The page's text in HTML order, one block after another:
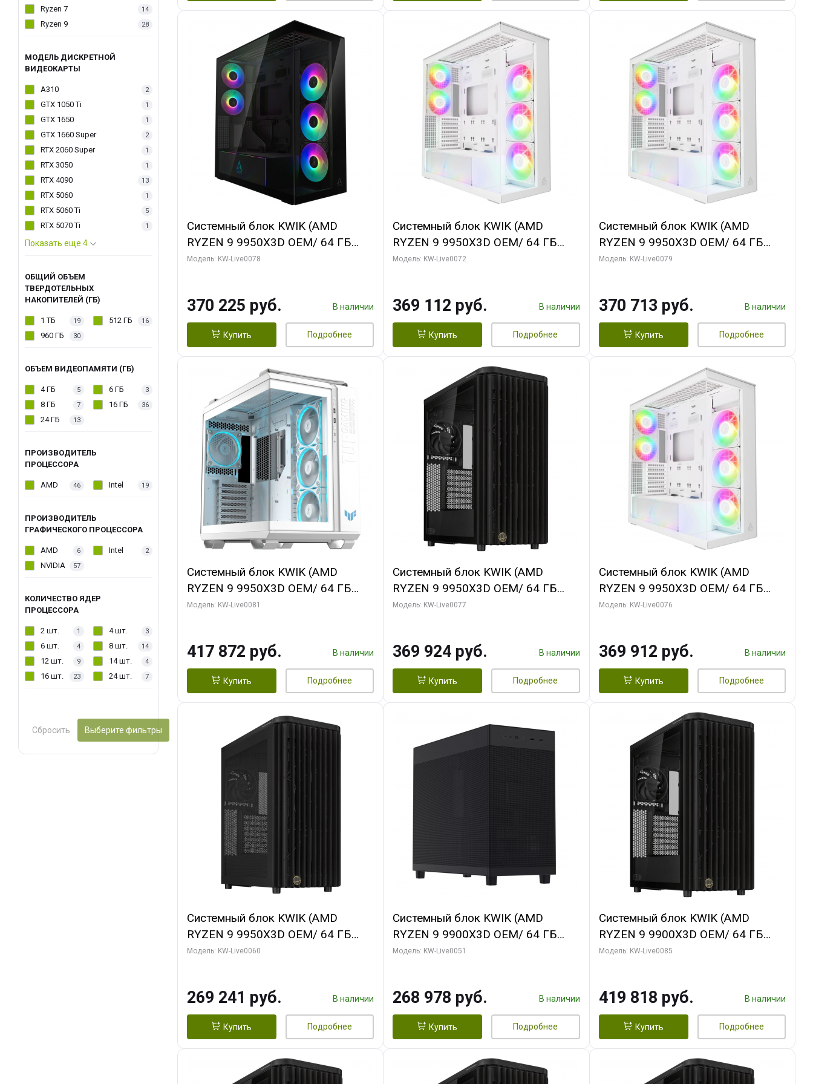
Ryzen 7 14
Ryzen 9 28
МОДЕЛЬ ДИСКРЕТНОЙ
ВИДЕОКАРТЫ
A310 2
GTX 1050 Ti 1
GTX 1650 1
GTX 1660 Super 2
RTX 2060 Super 1
RTX 3050 1
RTX 4090 13
RTX 5060 1
RTX 5060 Ti 5
RTX 5070 Ti 1
Показать еще 4
ОБЩИЙ ОБЪЕМ
ТВЕРДОТЕЛЬНЫХ
НАКОПИТЕЛЕЙ (ГБ)
1 ТБ 19 512 ГБ 16
960 ГБ 30
ОБЪЕМ ВИДЕОПАМЯТИ (ГБ)
4 ГБ 5 6 ГБ 3
8 ГБ 7 16 ГБ 36
24 ГБ 13
ПРОИЗВОДИТЕЛЬ
ПРОЦЕССОРА
AMD 46 Intel 19
ПРОИЗВОДИТЕЛЬ
ГРАФИЧЕСКОГО ПРОЦЕССОРА
AMD 6 Intel 2
NVIDIA 57
КОЛИЧЕСТВО ЯДЕР
ПРОЦЕССОРА
2 шт. 1 4 шт. 3
6 шт. 4 8 шт. 14
12 шт. 9 14 шт. 4
16 шт. 23 24 шт. 7
Сбросить Выберите фильтры
Системный блок KWIK (AMD
RYZEN 9 9950X3D OEM/ 64 ГБ
ОЗУ/ Palit RTX5080 GAMINGPRO
Модель: KW-Live0078
370 225 руб. В наличии
Купить Подробнее
Системный блок KWIK (AMD
RYZEN 9 9950X3D OEM/ 64 ГБ
ОЗУ/ MSI RTX5080 VENTUS 3X
Модель: KW-Live0072
369 112 руб. В наличии
Купить Подробнее
Системный блок KWIK (AMD
RYZEN 9 9950X3D OEM/ 64 ГБ
ОЗУ/ MSI RTX5080 SHADOW 3X OC
Модель: KW-Live0079
370 713 руб. В наличии
Купить Подробнее
Системный блок KWIK (AMD
RYZEN 9 9950X3D OEM/ 64 ГБ
ОЗУ/ Gigabyte RTX5080 XTREME
Модель: KW-Live0081
417 872 руб. В наличии
Купить Подробнее
Системный блок KWIK (AMD
RYZEN 9 9950X3D OEM/ 64 ГБ
ОЗУ/ Gigabyte RTX5080
Модель: KW-Live0077
369 924 руб. В наличии
Купить Подробнее
Системный блок KWIK (AMD
RYZEN 9 9950X3D OEM/ 64 ГБ
ОЗУ/ Gigabyte RTX5080
Модель: KW-Live0076
369 912 руб. В наличии
Купить Подробнее
Системный блок KWIK (AMD
RYZEN 9 9950X3D OEM/ 64 ГБ
ОЗУ/ Gigabyte RTX5060Ti GAMING
Модель: KW-Live0060
269 241 руб. В наличии
Купить Подробнее
Системный блок KWIK (AMD
RYZEN 9 9900X3D OEM/ 64 ГБ
ОЗУ/ Gigabyte RX9070 GAMING OC
Модель: KW-Live0051
268 978 руб. В наличии
Купить Подробнее
Системный блок KWIK (AMD
RYZEN 9 9900X3D OEM/ 64 ГБ
ОЗУ/ ASUS RTX5080 PROART OC
Модель: KW-Live0085
419 818 руб. В наличии
Купить Подробнее